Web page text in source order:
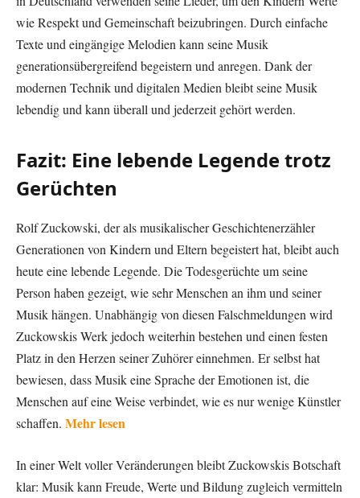
wie Respekt und Gemeinschaft beizubringen. Durch einfache
Texte und eingängige Melodien kann seine Musik
generationsübergreifend begeistern und anregen. Dank der
modernen Technik und digitalen Medien bleibt seine Musik
lebendig und kann überall und jederzeit gehört werden.
Fazit: Eine lebende Legende trotz
Gerüchten
Rolf Zuckowski, der als musikalischer Geschichtenerzähler
Generationen von Kindern und Eltern begeistert hat, bleibt auch
heute eine lebende Legende. Die Todesgerüchte um seine
Person haben gezeigt, wie sehr Menschen an ihm und seiner
Musik hängen. Unabhängig von diesen Falschmeldungen wird
Zuckowskis Werk jedoch weiterhin bestehen und einen festen
Platz in den Herzen seiner Zuhörer einnehmen. Er selbst hat
bewiesen, dass Musik eine Sprache der Emotionen ist, die
Menschen auf eine Weise verbindet, wie es nur wenige Künstler
schaffen. Mehr lesen
In einer Welt voller Veränderungen bleibt Zuckowskis Botschaft
klar: Musik kann Freude, Werte und Bildung zugleich vermitteln